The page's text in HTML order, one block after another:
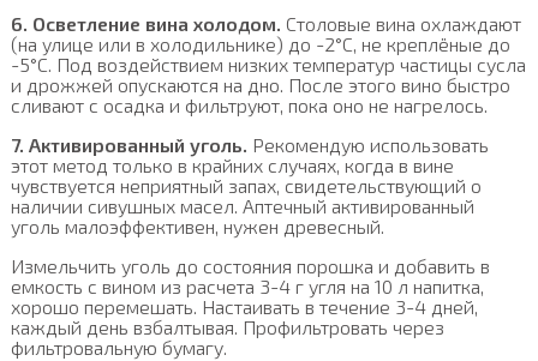
6. Осветление вина холодом. Столовые вина охлаждают
(на улице или в холодильнике) до -2°C, не креплёные до
-5°C. Под воздействием низких температур частицы сусла
и дрожжей опускаются на дно. После этого вино быстро
сливают с осадка и фильтруют, пока оно не нагрелось.
7. Активированный уголь. Рекомендую использовать
этот метод только в крайних случаях, когда в вине
чувствуется неприятный запах, свидетельствующий о
наличии сивушных масел. Аптечный активированный
уголь малоэффективен, нужен древесный.
Измельчить уголь до состояния порошка и добавить в
емкость с вином из расчета 3-4 г угля на 10 л напитка,
хорошо перемешать. Настаивать в течение 3-4 дней,
каждый день взбалтывая. Профильтровать через
фильтровальную бумагу.